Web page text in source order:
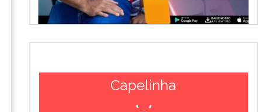
Capelinha